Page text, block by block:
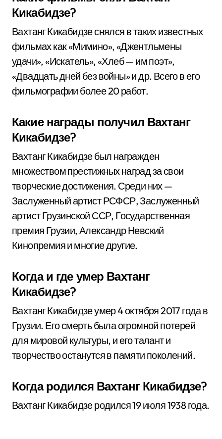
Кикабидзе?
Вахтанг Кикабидзе снялся в таких известных
фильмах как «Мимино», «Джентльмены
удачи», «Искатель», «Хлеб — им поэт»,
«Двадцать дней без войны» и др. Всего в его
фильмографии более 20 работ.
Какие награды получил Вахтанг
Кикабидзе?
Вахтанг Кикабидзе был награжден
множеством престижных наград за свои
творческие достижения. Среди них —
Заслуженный артист РСФСР, Заслуженный
артист Грузинской ССР, Государственная
премия Грузии, Александр Невский
Кинопремия и многие другие.
Когда и где умер Вахтанг
Кикабидзе?
Вахтанг Кикабидзе умер 4 октября 2017 года в
Грузии. Его смерть была огромной потерей
для мировой культуры, и его талант и
творчество останутся в памяти поколений.
Когда родился Вахтанг Кикабидзе?
Вахтанг Кикабидзе родился 19 июля 1938 года.